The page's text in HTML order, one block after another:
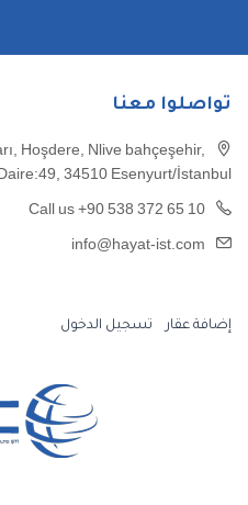
تواصلوا معنا
Hoşdere, Nlive bahçeşehir,
34510 Esenyurt/İstanbul
Call us +90 538 372 65 10
info@hayat-ist.com
إضافة عقار تسجيل الدخول